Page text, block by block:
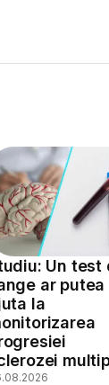
Un test
ar putea
la